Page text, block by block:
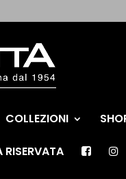
COLLEZIONI
RISERVATA